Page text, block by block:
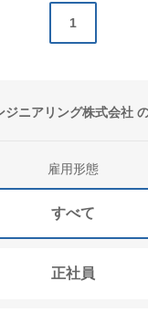
1
ジニアリング株式会社
雇用形態
すべて
正社員